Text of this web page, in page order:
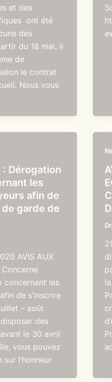
et des
ont été
des
du 18 mai, il
de
le contrat
Nous vous
: Dérogation
les
afin de
de garde de
AVIS AUX
Concerne
concernant les
de s’inscrire
– août
des
le 30 avril
vous pouvez
l’honneur